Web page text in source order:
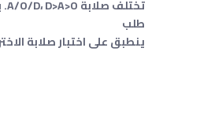
تختلف صلابة A/O/D، D>A>O. يمكنك اختيار نوع الصلابة. صور مرجعية محددة
طلب
ينطبق على اختبار صلابة